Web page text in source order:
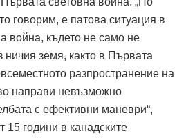
говорим, е патова ситуация в
война, където не само не
ничия земя, както в Първата
разпространение на
направи невъзможно
с ефективни маневри“,
15 години в канадските